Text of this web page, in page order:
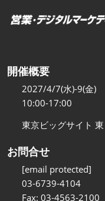
開催概要
2027/4/7(水)-9(金)
10:00-17:00
東京ビッグサイト
お問合せ
[email protected]
03-6739-4104
Fax: 03-4563-2100